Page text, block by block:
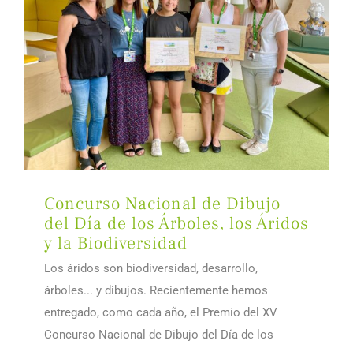
Concurso Nacional de Dibujo
del Día de los Árboles, los Áridos
y la Biodiversidad
Los áridos son biodiversidad, desarrollo,
árboles... y dibujos. Recientemente hemos
entregado, como cada año, el Premio del XV
Concurso Nacional de Dibujo del Día de los